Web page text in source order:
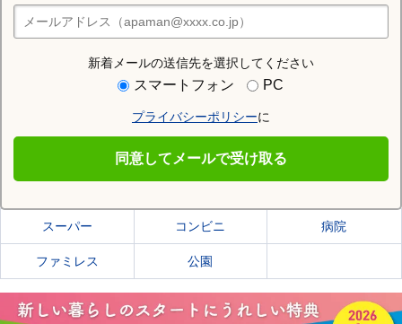
新着メールの送信先を選択してください
スマートフォン PC
プライバシーポリシーに
同意してメールで受け取る
住みたい街の店舗を探す
店舗検索
住む街研究所で青森市の情報を見る
青森市の施設一覧
スーパー コンビニ 病院
ファミレス 公園